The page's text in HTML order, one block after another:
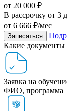
от 20 000 ₽
В рассрочку от 3
от 6 666 ₽/мес
Записаться
Какие документы
Заявка на
ФИО, программа